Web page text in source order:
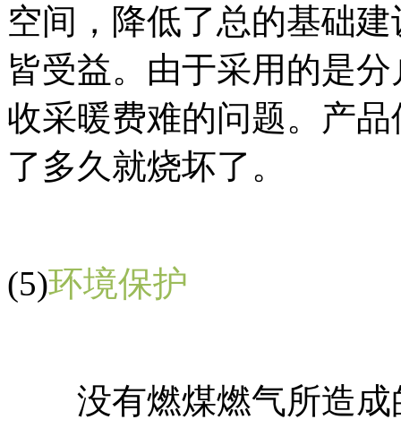
空间，降低了总的基础
皆受益。由于采用的是
收采暖费难的问题。产
了多久就烧坏了。
(5)环境保护
没有燃煤燃气所造成